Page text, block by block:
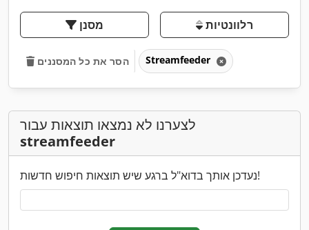
מסנן רלוונטיות
הסר את כל המסננים Streamfeeder
לצערנו לא נמצאו תוצאות עבור
streamfeeder
נעדכן אותך בדוא"ל ברגע שיש תוצאות חיפוש חדשות!